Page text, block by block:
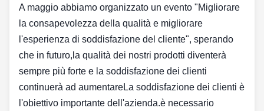
A maggio abbiamo organizzato un evento "Migliorare
la consapevolezza della qualità e migliorare
l'esperienza di soddisfazione del cliente", sperando
che in futuro,la qualità dei nostri prodotti diventerà
sempre più forte e la soddisfazione dei clienti
continuerà ad aumentareLa soddisfazione dei clienti è
l'obiettivo importante dell'azienda.è necessario